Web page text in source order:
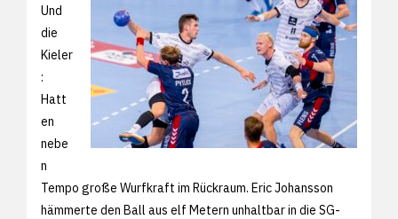
Und
die
Kieler
:
Hatt
en
nebe
n
Tempo große Wurfkraft im Rückraum. Eric Johansson
hämmerte den Ball aus elf Metern unhaltbar in die SG-